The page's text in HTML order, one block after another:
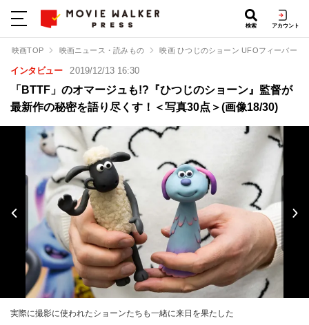
検索 アカウント
映画TOP 映画ニュース・読みもの 映画 ひつじのショーン UFOフィーバー！
インタビュー 2019/12/13 16:30
「BTTF」のオマージュも!?『ひつじのショーン』監督が
最新作の秘密を語り尽くす！＜写真30点＞(画像18/30)
実際に撮影に使われたショーンたちも一緒に来日を果たした